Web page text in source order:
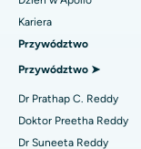
Znajdź urologa
Znajdź
Najlepszy szpital
Najlepszy szpital
Najlepszy szpital w
Najlepszy szpital
Wymiana
Naprawa zastawki
Minimalnie
Ablacja cewnika
Kariera
Przywództwo
Przywództwo ➤
Dr Prathap C. Reddy
Doktor Preetha Reddy
Dr Suneeta Reddy